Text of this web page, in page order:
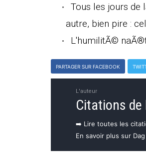
Tous les jours de
autre, bien pire :
L'humilitÃ©
PARTAGER SUR FACEBOOK
L'auteur
Citations de
➡️ Lire toutes les
En savoir plus sur